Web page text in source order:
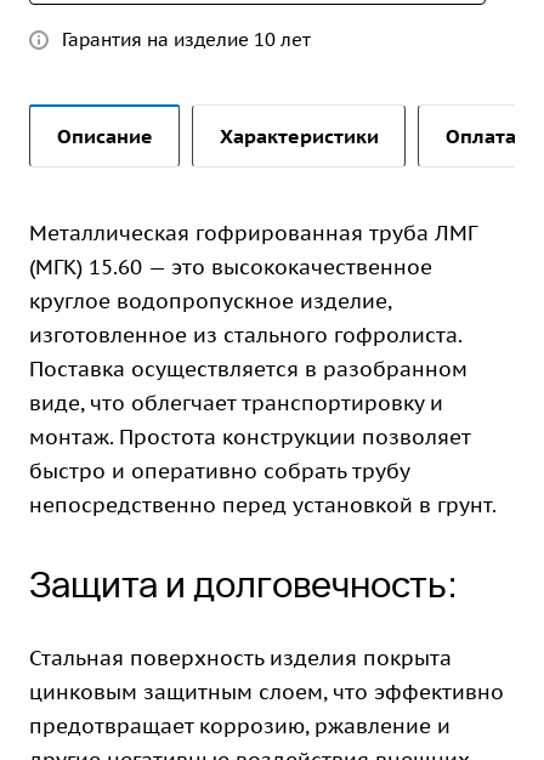
Гарантия на изделие 10 лет
Описание Характеристики Оплата и
Металлическая гофрированная труба ЛМГ
(МГК) 15.60 — это высококачественное
круглое водопропускное изделие,
изготовленное из стального гофролиста.
Поставка осуществляется в разобранном
виде, что облегчает транспортировку и
монтаж. Простота конструкции позволяет
быстро и оперативно собрать трубу
непосредственно перед установкой в грунт.
Защита и долговечность:
Стальная поверхность изделия покрыта
цинковым защитным слоем, что эффективно
предотвращает коррозию, ржавление и